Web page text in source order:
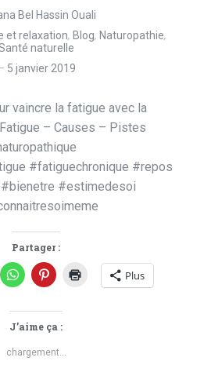
Bel Hassin Ouali
et relaxation, Blog, Naturopathie,
naturelle
5 janvier 2019
vaincre la fatigue avec la
– Causes – Pistes
#fatiguechronique #repos
#estimedesoi
Partager :
Plus
J’aime ça :
chargement…